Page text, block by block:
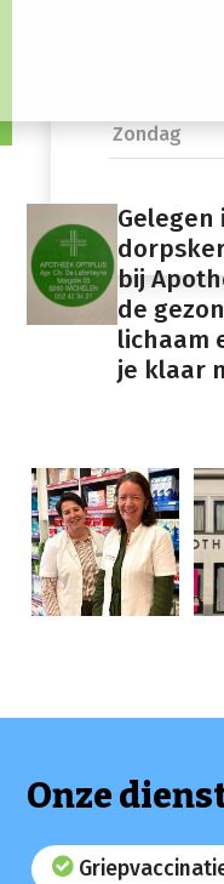
Zondag
bij
de
lichaam
je klaar
Onze